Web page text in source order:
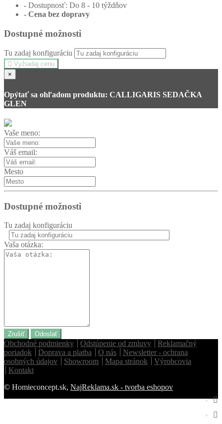
- Dostupnosť: Do 8 - 10 týždňov
- Cena bez dopravy
Dostupné možnosti
Tu zadaj konfiguráciu
Vyžiadaj cenu
×
Opýtať sa ohľadom produktu: CALLIGARIS SEDAČKA
GLEN
Vaše meno:
Váš email:
Mesto
Dostupné možnosti
Tu zadaj konfiguráciu
Vaša otázka:
Zrušiť Odoslať
Obchodné podmienky Odstúpenie od zmluvy
Reklamačný
poriadok
Doprava a platba O nás
Newsletter - ochrana
osobných údajov
Showroom Mapa stránok
Výrobcovia
Kontakt
© Homieconcept.sk, NajReklama.sk - tvorba eshopov